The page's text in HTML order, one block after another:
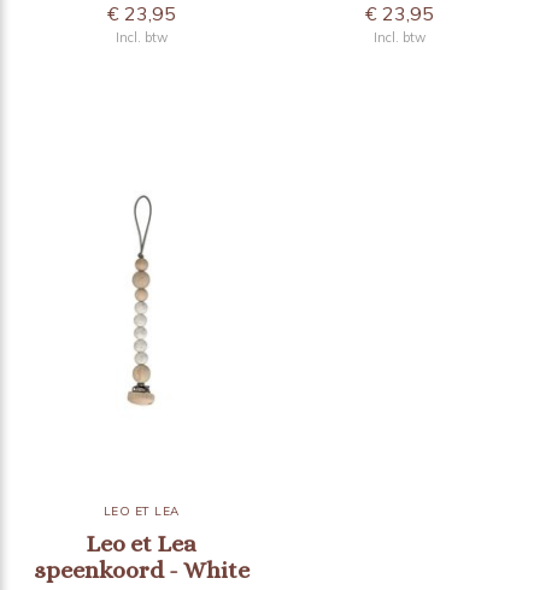
€ 23,95
Incl. btw
€ 23,95
Incl. btw
LEO ET LEA
Leo et Lea
speenkoord - White